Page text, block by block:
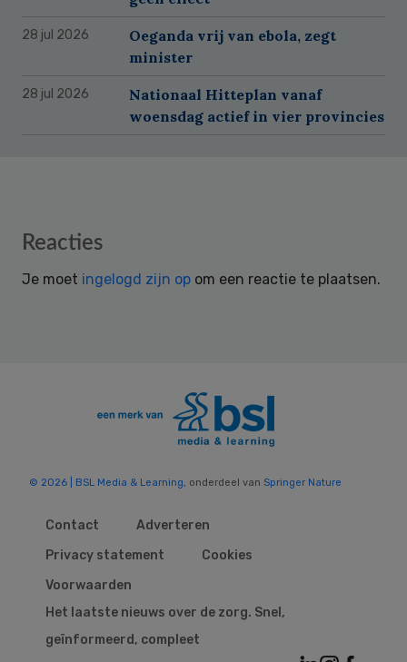
28 jul 2026
Oeganda vrij van ebola, zegt
minister
28 jul 2026
Nationaal Hitteplan vanaf
woensdag actief in vier provincies
Reader
Reacties
Je moet ingelogd zijn op om een reactie te plaatsen.
© 2026 | BSL Media & Learning , onderdeel van Springer Nature
Contact
Adverteren
Privacy statement
Cookies
Voorwaarden
Het laatste nieuws over de zorg. Snel,
geïnformeerd, compleet